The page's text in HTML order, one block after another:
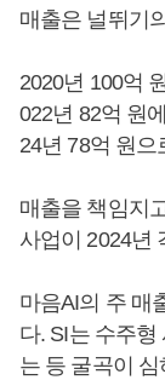
매출은 널뛰기
2020년 100억
022년 82억 원
24년 78억 원
매출을 책임지
사업이 2024년
마음AI의 주 매
다. SI는 수주
는 등 굴곡이